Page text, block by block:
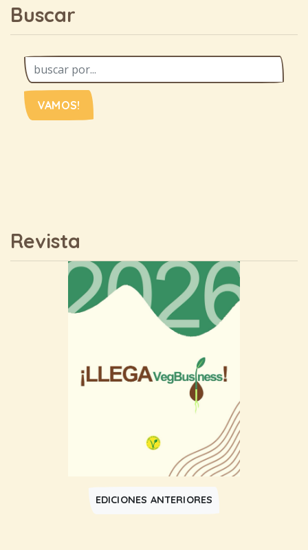
Buscar
VAMOS!
Revista
EDICIONES ANTERIORES